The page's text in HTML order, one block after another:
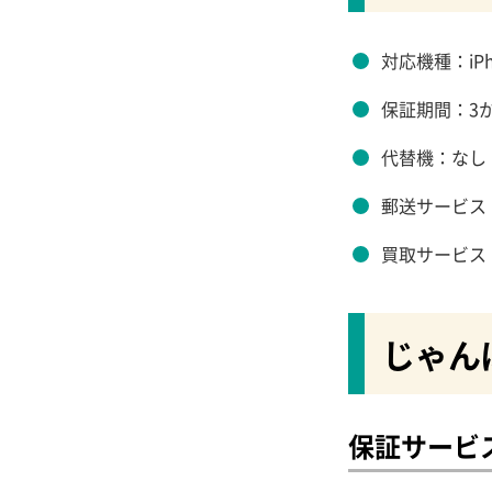
対応機種：
保証期間：3
代替機：なし
郵送サービス
買取サービ
じゃ
保証サービ